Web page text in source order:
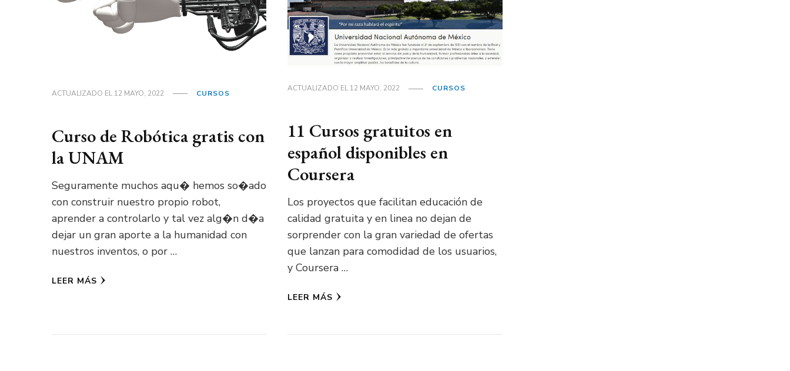
ACTUALIZADO EL12 MAYO, 2022 CURSOS
Curso de Robótica gratis con
la UNAM
Seguramente muchos aqu� hemos so�ado
con construir nuestro propio robot,
aprender a controlarlo y tal vez alg�n d�a
dejar un gran aporte a la humanidad con
nuestros inventos, o por …
LEER MÁS
ACTUALIZADO EL12 MAYO, 2022 CURSOS
11 Cursos gratuitos en
español disponibles en
Coursera
Los proyectos que facilitan educación de
calidad gratuita y en linea no dejan de
sorprender con la gran variedad de ofertas
que lanzan para comodidad de los usuarios,
y Coursera …
LEER MÁS